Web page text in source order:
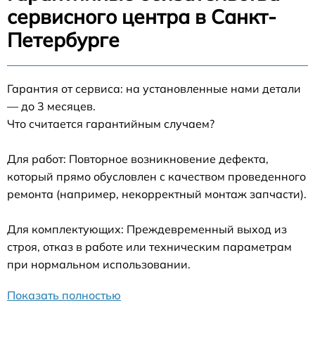
сервисного центра в Санкт-
Петербурге
Гарантия от сервиса: на установленные нами детали
— до 3 месяцев.
Что считается гарантийным случаем?
Для работ: Повторное возникновение дефекта,
который прямо обусловлен с качеством проведенного
ремонта (например, некорректный монтаж запчасти).
Для комплектующих: Преждевременный выход из
строя, отказ в работе или техническим параметрам
при нормальном использовании.
Показать полностью